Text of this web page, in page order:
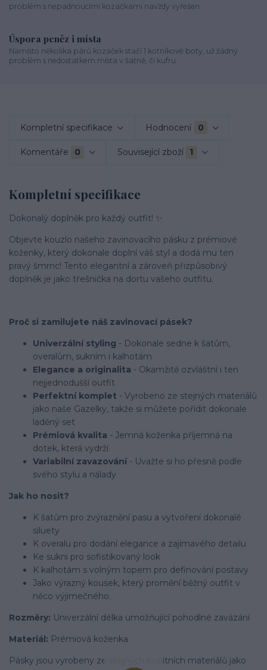
problém s nepadnoucími kozačkami navždy vyřešen
Úspora peněz i místa
Namísto několika párů kozaček stačí 1 kotníkové boty, už žádný
problém s nedostatkem místa v šatně, či kufru
Kompletní specifikace Hodnocení 0
Komentáře 0 Související zboží 1
Kompletní specifikace
Dokonalý doplněk pro každý outfit! ✨
Objevte kouzlo našeho zavinovacího pásku z prémiové
koženky, který dokonale doplní váš styl a dodá mu ten
pravý šmrnc! Tento elegantní a zároveň přizpůsobivý
doplněk je jako třešnička na dortu vašeho outfitu.
Proč si zamilujete náš zavinovací pásek?
Univerzální styling - Dokonale sedne k šatům,
overalům, sukním i kalhotám
Elegance a originalita - Okamžitě ozvláštní i ten
nejjednodušší outfit
Perfektní komplet - Vyrobeno ze stejných materiálů
jako naše Gazelky, takže si můžete pořídit dokonale
laděný set
Prémiová kvalita - Jemná koženka příjemná na
dotek, která vydrží
Variabilní zavazování - Uvažte si ho přesně podle
svého stylu a nálady
Jak ho nosit?
K šatům pro zvýraznění pasu a vytvoření dokonalé
siluety
K overalu pro dodání elegance a zajímavého detailu
Ke sukni pro sofistikovaný look
K kalhotám s volným topem pro definování postavy
Jako výrazný kousek, který promění běžný outfit v
něco výjimečného.
Rozměry: Univerzální délka umožňující pohodlné zavázání
Materiál: Prémiová koženka
Pásky jsou vyrobeny ze stejných kvalitních materiálů jako